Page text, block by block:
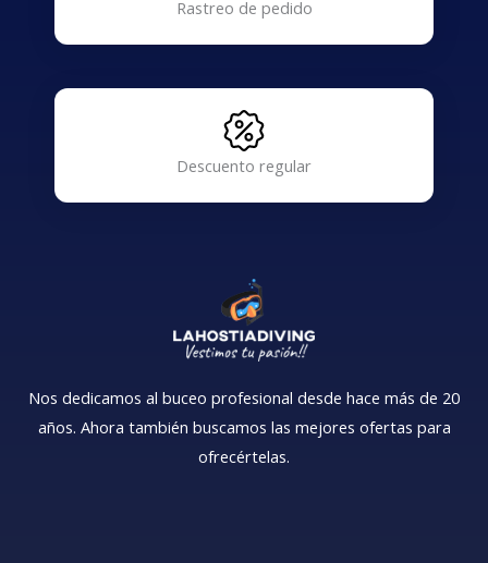
Rastreo de pedido
Descuento regular
Nos dedicamos al buceo profesional desde hace más de 20
años. Ahora también buscamos las mejores ofertas para
ofrecértelas.